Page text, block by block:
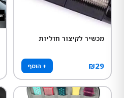
מכשיר לקיצור חוליות
₪29 + הוסף